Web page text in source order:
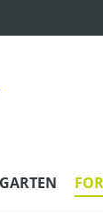
GARTEN